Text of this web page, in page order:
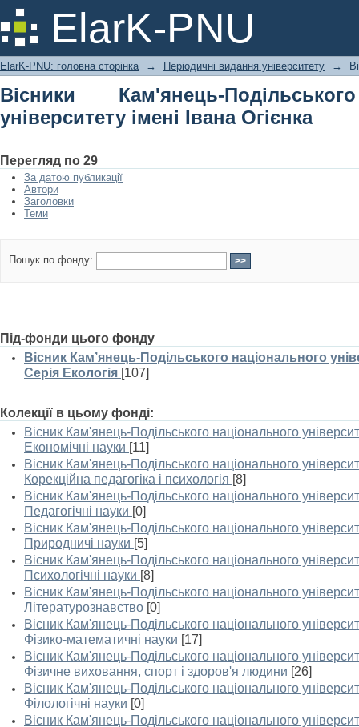
ElarK-PNU
Вісники Кам'янець-Подільського
Огієнка
ElarK-PNU: головна сторінка → Періодичні видання університету →
Вісники Кам'янець-
університету імені Івана Огієнка
Перегляд по 29
За датою публикації
Автори
Заголовки
Теми
Пошук по фонду:
Під-фонди цього фонду
Вісник Кам’янець-Подільського національного
Серія Екологія [107]
Колекції в цьому фонді:
Вісник Кам'янець-Подільського національного
Економічні науки [11]
Вісник Кам'янець-Подільського національного
Корекційна педагогіка і психологія [8]
Вісник Кам'янець-Подільського національного
Педагогічні науки [0]
Вісник Кам'янець-Подільського національного
Природничі науки [5]
Вісник Кам'янець-Подільського національного
Психологічні науки [8]
Вісник Кам'янець-Подільського національного
Літературознавство [0]
Вісник Кам'янець-Подільського національного
Фізико-математичні науки [17]
Вісник Кам'янець-Подільського національного
Фізичне виховання, спорт і здоров'я людини [26]
Вісник Кам'янець-Подільського національного
Філологічні науки [0]
Вісник Кам'янець-Подільського національного